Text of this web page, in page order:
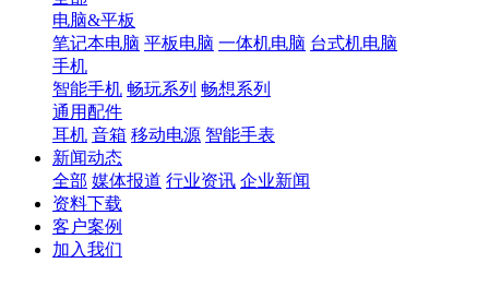
电脑&平板
笔记本电脑 平板电脑 一体机电脑 台式机电脑
手机
智能手机 畅玩系列 畅想系列
通用配件
耳机 音箱 移动电源 智能手表
新闻动态
全部 媒体报道 行业资讯 企业新闻
资料下载
客户案例
加入我们